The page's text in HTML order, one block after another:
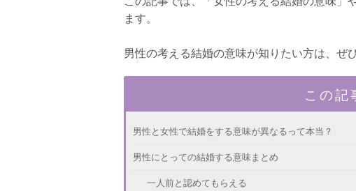
ます。
男性の考える結婚の意味が知りたい方は、ぜ
この記
男性と女性で結婚をする意味が異なるって本当？
男性にとっての結婚する意味まとめ
一人前と認めてもらえる